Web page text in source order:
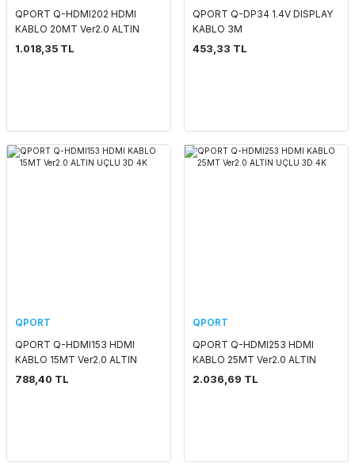
QPORT Q-HDMI202 HDMI
KABLO 20MT Ver2.0 ALTIN
UÇLU 3D 4K
1.018,35 TL
QPORT Q-DP34 1.4V DISPLAY
KABLO 3M
453,33 TL
QPORT
QPORT Q-HDMI153 HDMI
KABLO 15MT Ver2.0 ALTIN
UÇLU 3D 4K
788,40 TL
QPORT
QPORT Q-HDMI253 HDMI
KABLO 25MT Ver2.0 ALTIN
UÇLU 3D 4K
2.036,69 TL